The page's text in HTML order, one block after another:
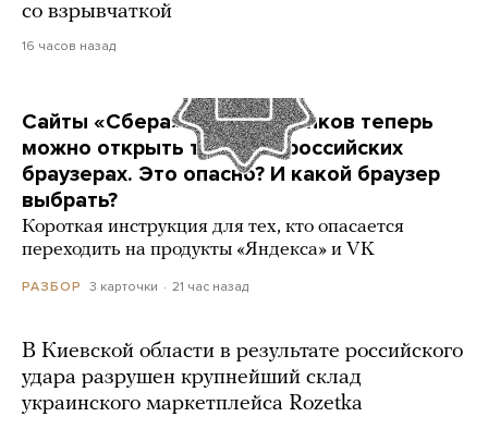
со взрывчаткой
16 часов назад
Сайты «Сбера» и других банков теперь
можно открыть только в российских
браузерах. Это опасно? И какой браузер
выбрать?
Короткая инструкция для тех, кто опасается
переходить на продукты «Яндекса» и VK
РАЗБОР 3 карточки 21 час назад
В Киевской области в результате российского
удара разрушен крупнейший склад
украинского маркетплейса Rozetka